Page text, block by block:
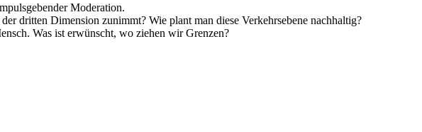
Moderation.
dritten Dimension zunimmt? Wie plant man diese Verkehrsebene nachhaltig?
Was ist erwünscht, wo ziehen wir Grenzen?